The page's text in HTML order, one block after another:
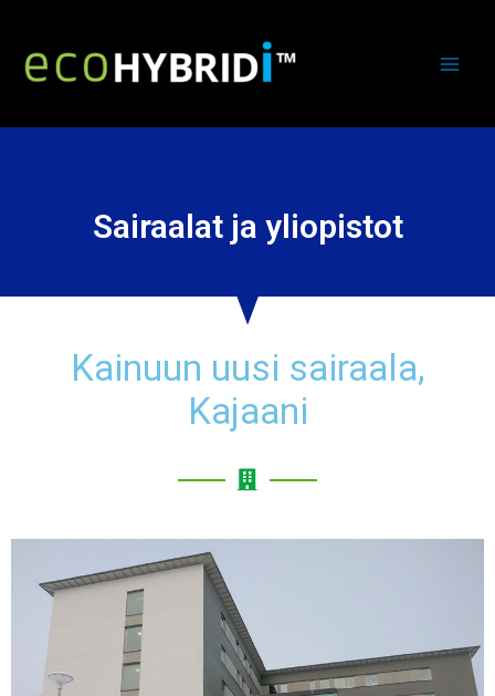
Sairaalat ja yliopistot
Kainuun uusi sairaala,
Kajaani